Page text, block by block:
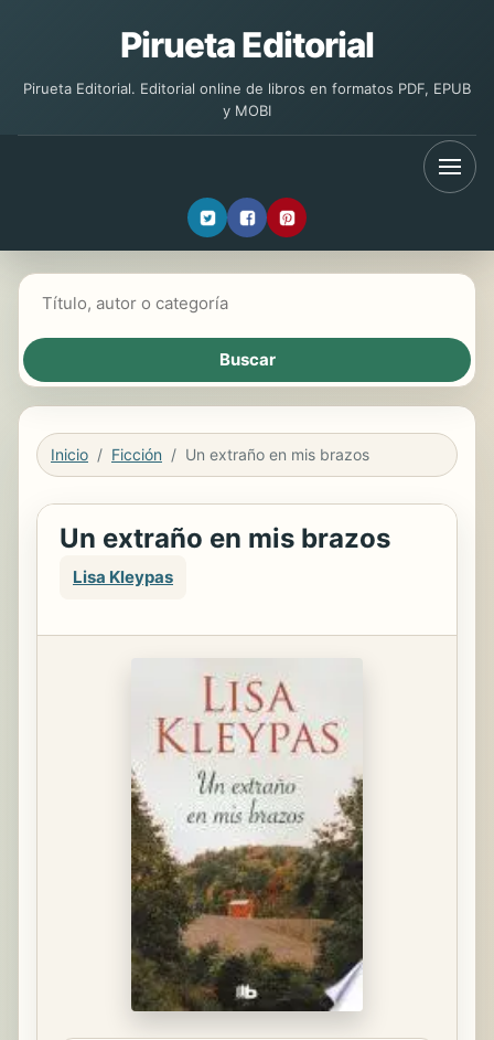
Pirueta Editorial
Pirueta Editorial. Editorial online de libros en formatos PDF, EPUB
y MOBI
Inicio Ficción Un extraño en mis brazos
Un extraño en mis brazos
Lisa Kleypas